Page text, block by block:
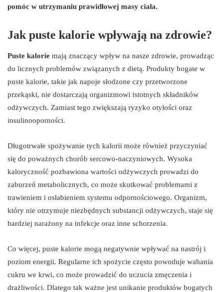
pomóc w utrzymaniu prawidłowej masy ciała.
Jak puste kalorie wpływają na zdrowie?
Puste kalorie mają znaczący wpływ na nasze zdrowie, prowadząc
do licznych problemów związanych z dietą. Produkty bogate w
puste kalorie, takie jak napoje słodzone czy przetworzone
przekąski, nie dostarczają organizmowi istotnych składników
odżywczych. Zamiast tego zwiększają ryzyko otyłości oraz
insulinooporności.
Długotrwałe spożywanie tych kalorii może również przyczyniać
się do poważnych chorób sercowo-naczyniowych. Wysoka
kaloryczność pozbawiona wartości odżywczych prowadzi do
zaburzeń metabolicznych, co może skutkować problemami z
trawieniem i osłabieniem systemu odpornościowego. Organizm,
który nie otrzymuje niezbędnych substancji odżywczych, staje się
bardziej narażony na infekcje oraz inne schorzenia.
Co więcej, puste kalorie mogą negatywnie wpływać na nastrój i
poziom energii. Regularne ich spożycie często powoduje wahania
cukru we krwi, co może prowadzić do uczucia zmęczenia i
drażliwości. Dlatego tak ważne jest unikanie produktów bogatych